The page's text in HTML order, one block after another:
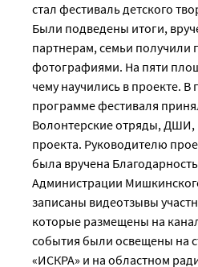
стал фестиваль детского
Были подведены итоги,
партнерам, семьи получили
фотографиями. На пяти
чему научились в проекте. В
программе фестиваля
Волонтерские отряды, ДШИ,
проекта. Руководителю
была вручена
Администрации
записаны видеотзывы
которые размещены на
события были освещены на
«ИСКРА» и на областном